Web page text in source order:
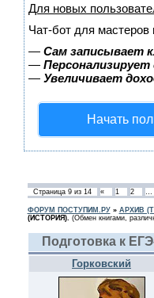
Для новых
Чат-бот для мастеров
— Сам записывает
—
— Увеличивает
Начать
Страница 9из 14 « 1 2 …
ФОРУМ ПОСТУПИМ.РУ» АРХИВ
(ИСТОРИЯ). (Обмен книгами,
Подготовка к
Горковский